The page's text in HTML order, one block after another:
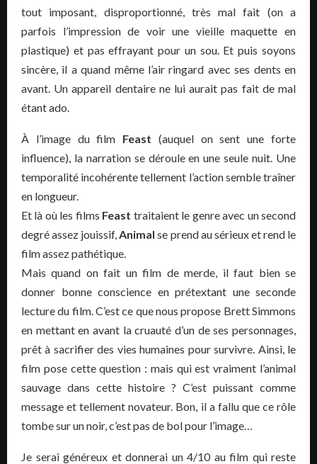
tout imposant, disproportionné, très mal fait (on a
parfois l’impression de voir une vieille maquette en
plastique) et pas effrayant pour un sou. Et puis soyons
sincère, il a quand même l’air ringard avec ses dents en
avant. Un appareil dentaire ne lui aurait pas fait de mal
étant ado.
À l’image du film Feast (auquel on sent une forte
influence), la narration se déroule en une seule nuit. Une
temporalité incohérente tellement l’action semble traîner
en longueur.
Et là où les films Feast traitaient le genre avec un second
degré assez jouissif,Animal se prend au sérieux et rend le
film assez pathétique.
Mais quand on fait un film de merde, il faut bien se
donner bonne conscience en prétextant une seconde
lecture du film. C’est ce que nous propose Brett Simmons
en mettant en avant la cruauté d’un de ses personnages,
prêt à sacrifier des vies humaines pour survivre. Ainsi, le
film pose cette question : mais qui est vraiment l’animal
sauvage dans cette histoire ? C’est puissant comme
message et tellement novateur. Bon, il a fallu que ce rôle
tombe sur un noir, c’est pas de bol pour l’image…
Je serai généreux et donnerai un 4/10 au film qui reste